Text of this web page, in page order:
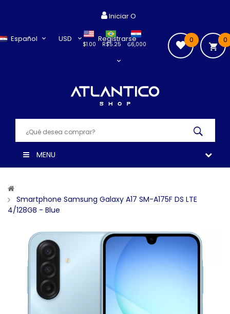
Español USD
$1.00 ₲6,000
R$5.25
Iniciar O
Registrarse 0
0
MENU
Smartphone Samsung Galaxy A17 SM-A175F DS LTE
4/128GB - Blue